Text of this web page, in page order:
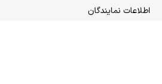
اطلاعات نمایندگان